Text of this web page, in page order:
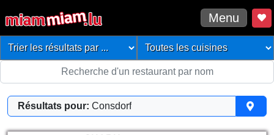
Menu
Résultats pour: Consdorf